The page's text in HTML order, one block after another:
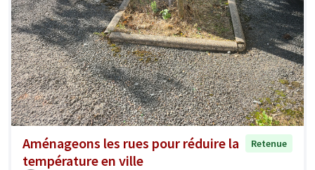
Aménageons les rues pour réduire la
température en ville
Retenue